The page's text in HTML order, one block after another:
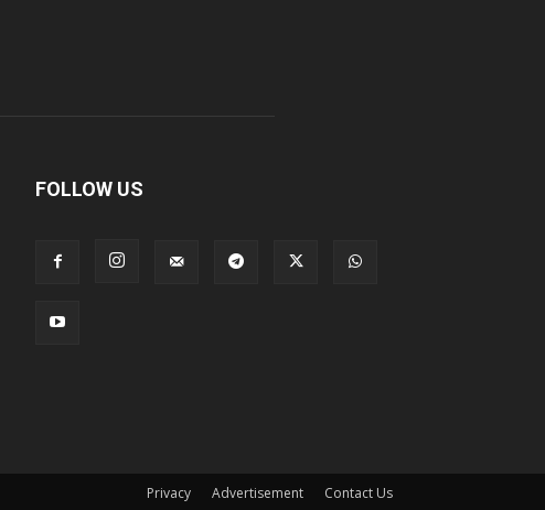
FOLLOW US
Privacy Advertisement Contact Us